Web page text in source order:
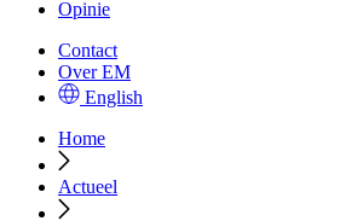
Opinie
Contact
Over EM
English
Home
Actueel